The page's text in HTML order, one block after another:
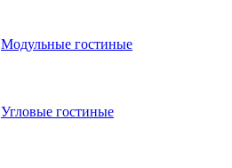
Модульные гостиные
Угловые гостиные